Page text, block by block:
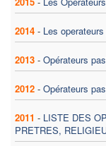
2014 - Les
2013 - Opérateurs
2012 - Opérateurs
2011 - LISTE DES
PRETRES,